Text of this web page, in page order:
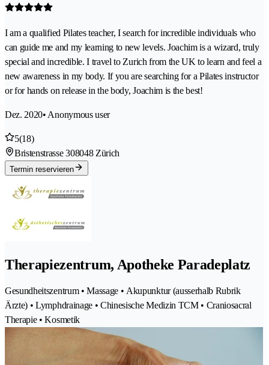
I am a qualified Pilates teacher, I search for incredible individuals who
can guide me and my learning to new levels. Joachim is a wizard, truly
special and incredible. I travel to Zurich from the UK to learn and feel a
new awareness in my body. If you are searching for a Pilates instructor
or for hands on release in the body, Joachim is the best!
Dez. 2020• Anonymous user
5(18)
Bristenstrasse 308048 Zürich
Termin reservieren
Therapiezentrum, Apotheke Paradeplatz
Gesundheitszentrum • Massage • Akupunktur (ausserhalb Rubrik
Ärzte) • Lymphdrainage • Chinesische Medizin TCM • Craniosacral
Therapie • Kosmetik